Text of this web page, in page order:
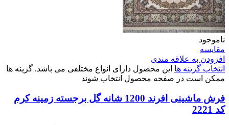
ناموجود
مقایسه
افزودن به علاقه مندی
انتخاب گزینه ها این محصول دارای انواع مختلفی می باشد. گزینه ها
ممکن است در صفحه محصول انتخاب شوند
فرش ماشینی افرند 1200 شانه گل برجسته زمینه کرم
کد 2221